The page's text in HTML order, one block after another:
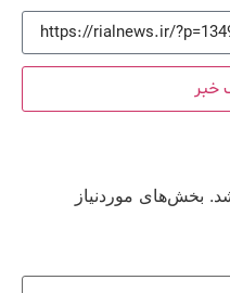
خبر
بخش‌های موردنیاز